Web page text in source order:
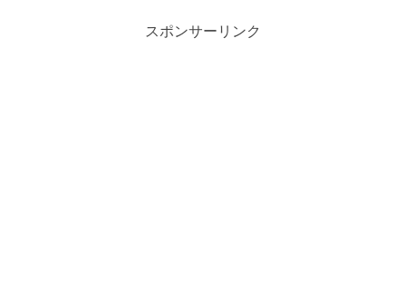
スポンサーリンク